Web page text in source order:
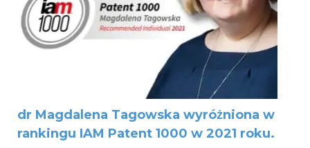
dr Magdalena Tagowska wyróżniona w
rankingu IAM Patent 1000 w 2021 roku.